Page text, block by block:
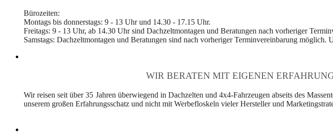
Bürozeiten:
Montags bis donnerstags: 9 - 13 Uhr und 14.30 - 17.15 Uhr.
Freitags: 9 - 13 Uhr, ab 14.30 Uhr sind Dachzeltmontagen und Beratungen nach vorheriger
Samstags: Dachzeltmontagen und Beratungen sind nach vorheriger Terminvereinbarung möglich.
WIR BERATEN MIT EIGENEN
Wir reisen seit über 35 Jahren überwiegend in Dachzelten und 4x4-Fahrzeugen abseits des
unserem großen Erfahrungsschatz und nicht mit Werbefloskeln vieler Hersteller und